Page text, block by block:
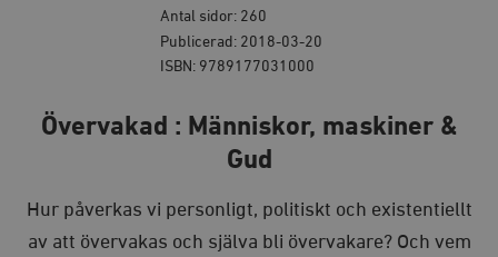
Antal sidor: 260
Publicerad: 2018-03-20
ISBN: 9789177031000
Övervakad : Människor, maskiner &
Gud
Hur påverkas vi personligt, politiskt och existentiellt
av att övervakas och själva bli övervakare? Och vem